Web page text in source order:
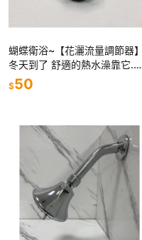
蝴蝶衛浴~【花灑流量調節器】
冬天到了 舒適的熱水澡靠它.浴
室蓮蓬頭.可調水量.蓮蓬頭配件.
蓮蓬頭開關.花灑
$50